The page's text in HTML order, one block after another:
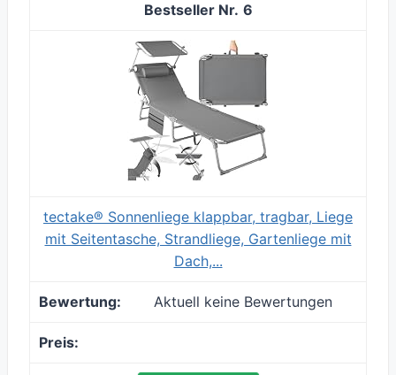
6
tectake® Sonnenliege klappbar, tragbar, Liege
mit Seitentasche, Strandliege, Gartenliege mit
Dach,...
Aktuell keine Bewertungen